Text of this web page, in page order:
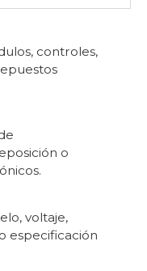
controles,
o
voltaje,
especificación